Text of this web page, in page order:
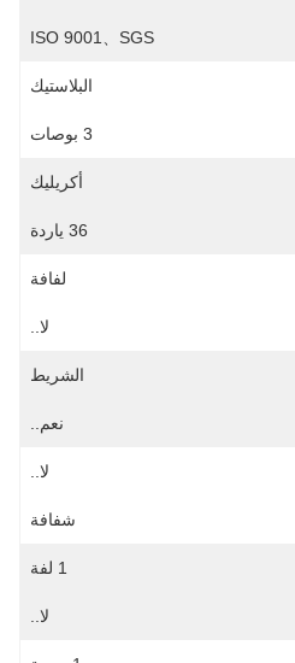
ISO 9001、SGS
البلاستيك
3 بوصات
أكريليك
36 ياردة
لفافة
لا..
الشريط
نعم..
لا..
شفافة
1 لفة
لا..